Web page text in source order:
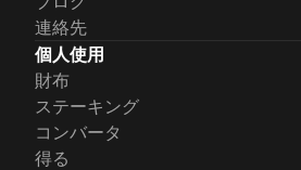
連絡先
個人使用
財布
ステーキング
コンバータ
得る